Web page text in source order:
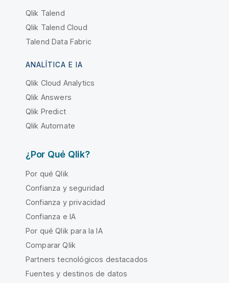
Qlik Talend
Qlik Talend Cloud
Talend Data Fabric
ANALÍTICA E IA
Qlik Cloud Analytics
Qlik Answers
Qlik Predict
Qlik Automate
¿Por Qué Qlik?
Por qué Qlik
Confianza y seguridad
Confianza y privacidad
Confianza e IA
Por qué Qlik para la IA
Comparar Qlik
Partners tecnológicos destacados
Fuentes y destinos de datos